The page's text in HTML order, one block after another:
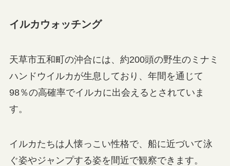
イルカウォッチング
天草市五和町の沖合には、約200頭の野生のミナミ
ハンドウイルカが生息しており、年間を通じて
98％の高確率でイルカに出会えるとされていま
す。
イルカたちは人懐っこい性格で、船に近づいて泳
ぐ姿やジャンプする姿を間近で観察できます。